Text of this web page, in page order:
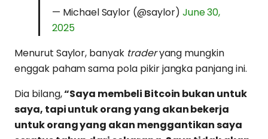
— Michael Saylor (@saylor) June 30,
2025
Menurut Saylor, banyak traderyang mungkin
enggak paham sama pola pikir jangka panjang ini.
Dia bilang,“Saya membeli Bitcoin bukan untuk
saya, tapi untuk orang yang akan bekerja
untuk orang yang akan menggantikan saya